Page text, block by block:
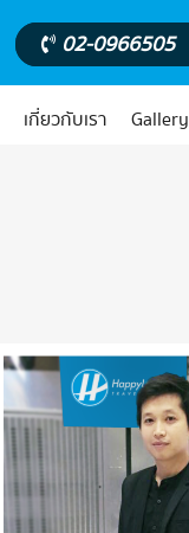
02-0966505
เกี่ยวกับเรา Gallery